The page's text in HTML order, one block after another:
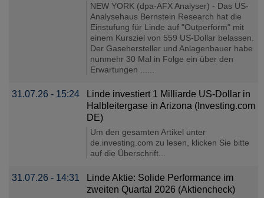
NEW YORK (dpa-AFX Analyser) - Das US-
Analysehaus Bernstein Research hat die
Einstufung für Linde auf "Outperform" mit
einem Kursziel von 559 US-Dollar belassen.
Der Gasehersteller und Anlagenbauer habe
nunmehr 30 Mal in Folge ein über den
Erwartungen ......
31.07.26 - 15:24
Linde investiert 1 Milliarde US-Dollar in
Halbleitergase in Arizona (Investing.com
DE)
Um den gesamten Artikel unter
de.investing.com zu lesen, klicken Sie bitte
auf die Überschrift...
31.07.26 - 14:31
Linde Aktie: Solide Performance im
zweiten Quartal 2026 (Aktiencheck)